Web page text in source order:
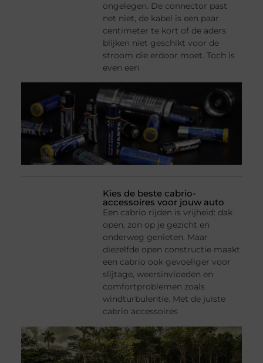
ongelegen. De connector past
net niet, de kabel is een paar
centimeter te kort of de aders
blijken niet geschikt voor de
stroom die erdoor moet. Toch is
even een
Kies de beste cabrio-
accessoires voor jouw auto
Een cabrio rijden is vrijheid: dak
open, zon op je gezicht en
onderweg genieten. Maar
diezelfde open constructie maakt
een cabrio ook gevoeliger voor
slijtage, weersinvloeden en
comfortproblemen zoals
windturbulentie. Met de juiste
cabrio accessoires